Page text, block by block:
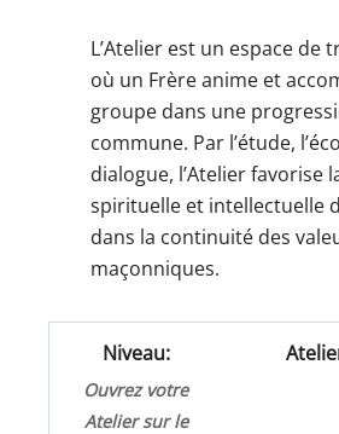
L’Atelier est un espace de
où un Frère anime et
groupe dans une
commune. Par l’étude,
dialogue, l’Atelier favorise
spirituelle et intellectuelle
dans la continuité des
maçonniques.
Ouvrez votre
Atelier sur le